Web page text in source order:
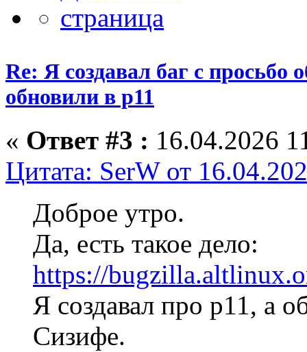
Re: Я создавал баг с просьбо
обновили в p11
« Ответ #3 : 16.04.2026
Цитата: SerW от
Доброе утро.
Да, есть такое дело:
https://
Я создавал про p11, а
Сизифе.